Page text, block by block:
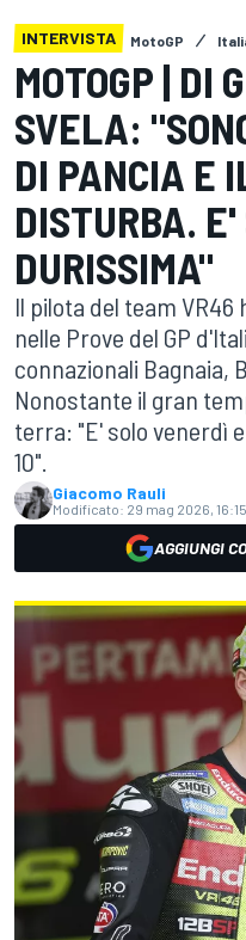
INTERVISTA MotoGP
MOTOGP | DI
SVELA:
DI PANCIA E
DISTURBA.
DURISSIMA"
Il pilota del team
nelle Prove del GP
connazionali Bagnaia,
Nonostante il gran
terra: "E' solo venerdì
10".
Giacomo Rauli
Modificato: 29 mag 2026, 16:15
AGGIUNGI